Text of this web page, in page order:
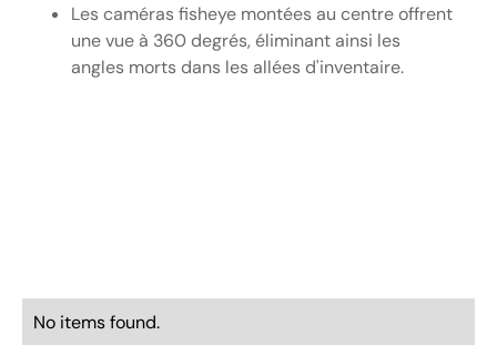
Les caméras fisheye montées au centre offrent
une vue à 360 degrés, éliminant ainsi les
angles morts dans les allées d'inventaire.
No items found.